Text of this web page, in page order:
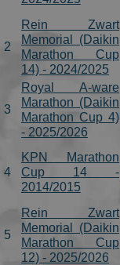
2
Rein Zwart
Memorial (Daikin
Marathon Cup
14) - 2024/2025
3
Royal A-ware
Marathon (Daikin
Marathon Cup 4)
- 2025/2026
4
KPN Marathon
Cup 14 -
2014/2015
5
Rein Zwart
Memorial (Daikin
Marathon Cup
12) - 2025/2026